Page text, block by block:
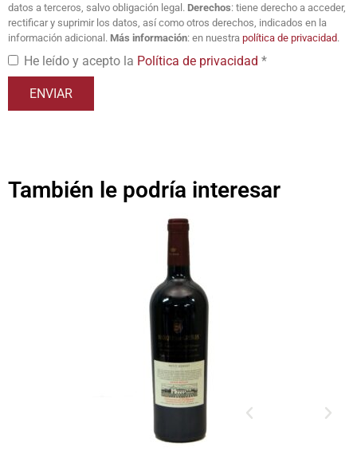
datos a terceros, salvo obligación legal. Derechos: tiene derecho a acceder,
rectificar y suprimir los datos, así como otros derechos, indicados en la
información adicional. Más información: en nuestra política de privacidad.
He leído y acepto la Política de privacidad *
También le podría interesar